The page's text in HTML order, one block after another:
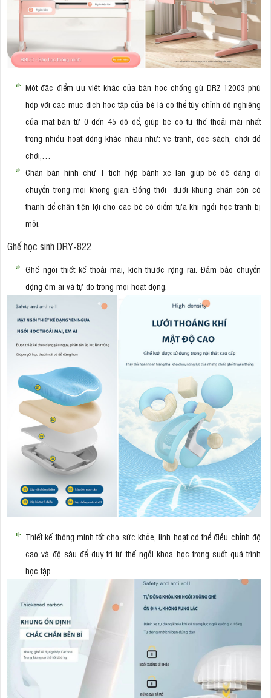
Một đặc điểm ưu việt khác của bàn học chống gù DRZ-12003 phù
hợp với các mục đích học tập của bé là có thể tùy chỉnh độ nghiêng
của mặt bàn từ 0 đến 45 độ để, giúp bé có tư thế thoải mái nhất
trong nhiều hoạt động khác nhau như: vẽ tranh, đọc sách, chơi đồ
chơi,…
Chân bàn hình chữ T tích hợp bánh xe lăn giúp bé dễ dàng di
chuyển trong mọi không gian. Đồng thời dưới khung chân còn có
thanh để chân tiện lợi cho các bé có điểm tựa khi ngồi học tránh bị
mỏi.
Ghế học sinh DRY-822
Ghế ngồi thiết kế thoải mái, kích thước rộng rãi. Đảm bảo chuyển
động êm ái và tự do trong mọi hoạt động.
Thiết kế thông minh tốt cho sức khỏe, linh hoạt có thể điều chỉnh độ
cao và độ sâu để duy trì tư thế ngồi khoa học trong suốt quá trình
học tập.